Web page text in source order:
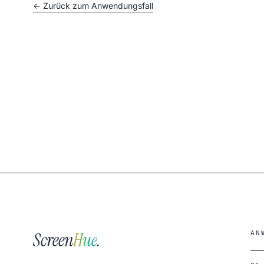
← Zurück zum Anwendungsfall
ScreenHue.